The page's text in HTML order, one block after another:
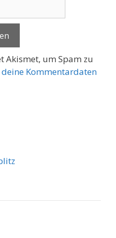
Akismet, um Spam zu
Kommentardaten